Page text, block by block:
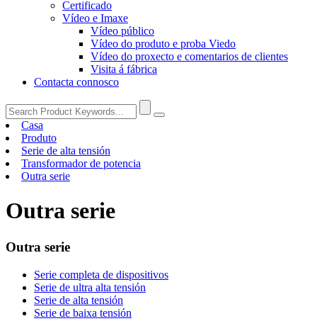
Certificado
Vídeo e Imaxe
Vídeo público
Vídeo do produto e proba Viedo
Vídeo do proxecto e comentarios de clientes
Visita á fábrica
Contacta connosco
Casa
Produto
Serie de alta tensión
Transformador de potencia
Outra serie
Outra serie
Outra serie
Serie completa de dispositivos
Serie de ultra alta tensión
Serie de alta tensión
Serie de baixa tensión